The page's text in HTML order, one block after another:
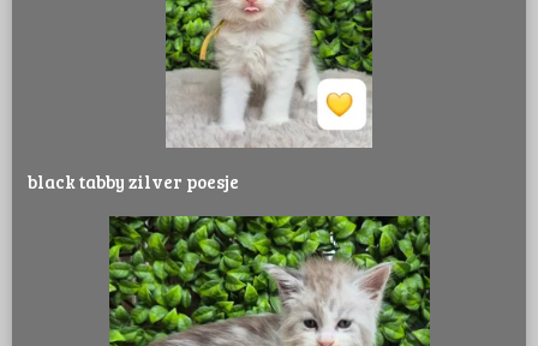
black tabby zilver poesje